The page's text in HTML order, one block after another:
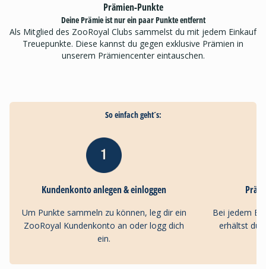
Prämien-Punkte
Deine Prämie ist nur ein paar Punkte entfernt
Als Mitglied des ZooRoyal Clubs sammelst du mit jedem Einkauf
Treuepunkte. Diese kannst du gegen exklusive Prämien in
unserem Prämiencenter eintauschen.
So einfach geht´s:
Kundenkonto anlegen & einloggen
Um Punkte sammeln zu können, leg dir ein
ZooRoyal Kundenkonto an oder logg dich
ein.
Bei jedem
erhältst du